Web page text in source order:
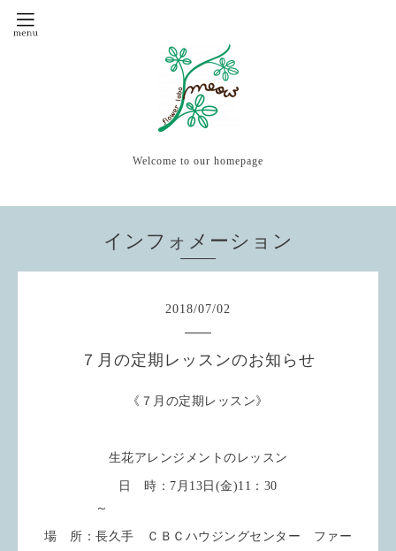
Welcome to our homepage
インフォメーション
2018/07/02
７月の定期レッスンのお知らせ
《７月の定期レッスン》
生花アレンジメントのレッスン
日 時：7月13日(金)11：30
～
場 所：長久手 ＣＢＣハウジングセンター ファー